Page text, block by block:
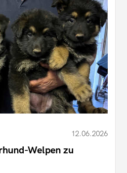
12.06.2026
Welpen zu